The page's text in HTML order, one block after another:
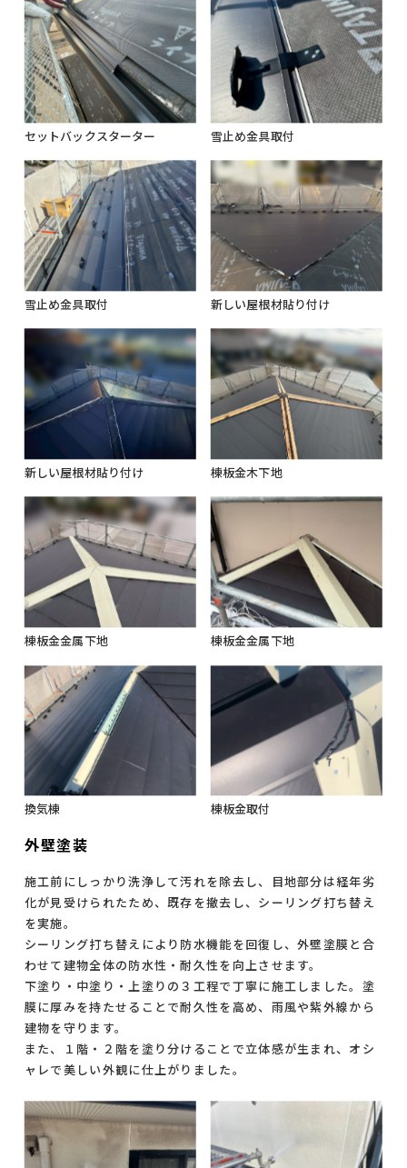
セットバックスターター 雪止め金具取付
雪止め金具取付 新しい屋根材貼り付け
新しい屋根材貼り付け 棟板金木下地
棟板金金属下地 棟板金金属下地
換気棟 棟板金取付
外壁塗装
施工前にしっかり洗浄して汚れを除去し、目地部分は経年劣
化が見受けられたため、既存を撤去し、シーリング打ち替え
を実施。
シーリング打ち替えにより防水機能を回復し、外壁塗膜と合
わせて建物全体の防水性・耐久性を向上させます。
下塗り・中塗り・上塗りの３工程で丁寧に施工しました。塗
膜に厚みを持たせることで耐久性を高め、雨風や紫外線から
建物を守ります。
また、１階・２階を塗り分けることで立体感が生まれ、オシ
ャレで美しい外観に仕上がりました。